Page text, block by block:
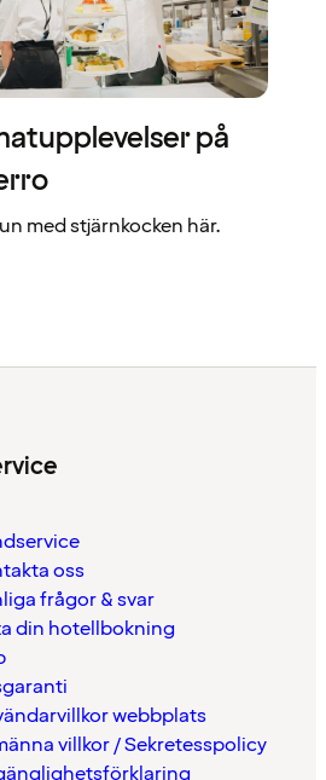
på
med stjärnkocken här.
oss
frågor & svar
din hotellbokning
webbplats
villkor / Sekretesspolicy